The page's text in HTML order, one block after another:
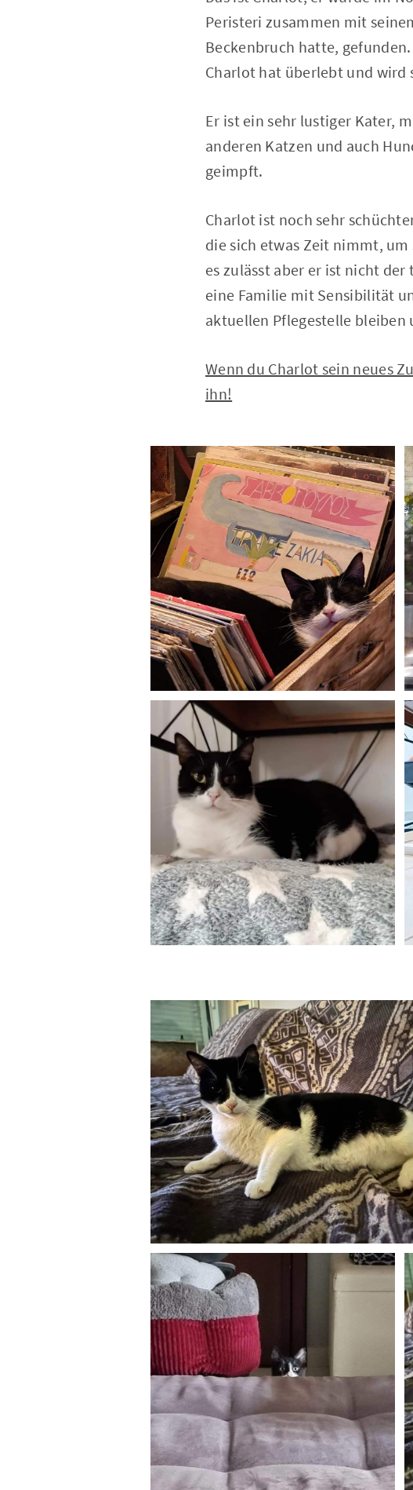
Peristeri zusammen mit
Beckenbruch hatte,
Charlot hat überlebt und wird
Er ist ein sehr lustiger Kater,
anderen Katzen und auch
geimpft.
Charlot ist noch sehr
die sich etwas Zeit nimmt,
es zulässt aber er ist nicht
eine Familie mit Sensibilität
aktuellen Pflegestelle bleiben
Wenn du Charlot sein neues
ihn!